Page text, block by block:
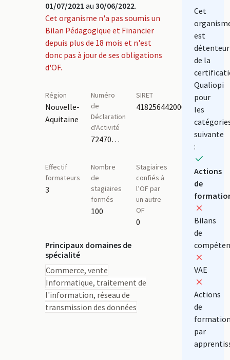
01/07/2021 au 30/06/2022.
Cet organisme n'a pas soumis un
Bilan Pédagogique et Financier
depuis plus de 18 mois et n'est
donc pas à jour de ses obligations
d'OF.
Région
Nouvelle-
Aquitaine
Numéro
de
Déclaration
d'Activité
72470087947,72470054047
SIRET
41825644200041
Effectif
formateurs
3
Nombre
de
stagiaires
formés
100
Stagiaires
confiés à
l’OF par
un autre
OF
0
Principaux domaines de
spécialité
Commerce, vente
Informatique, traitement de
l'information, réseau de
transmission des données
Cet
est
détenteur
de la
Qualiopi
pour
les
suivante
:
Actions
de
Bilans
de
VAE
Actions
de
par